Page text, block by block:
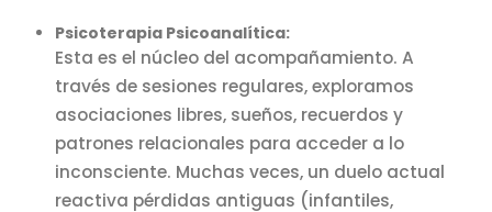
Psicoterapia Psicoanalítica:
Esta es el núcleo del acompañamiento. A
través de sesiones regulares, exploramos
asociaciones libres, sueños, recuerdos y
patrones relacionales para acceder a lo
inconsciente. Muchas veces, un duelo actual
reactiva pérdidas antiguas (infantiles,